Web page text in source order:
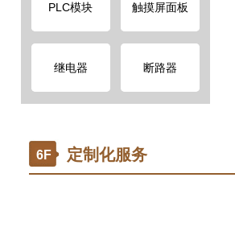
PLC模块 触摸屏面板
继电器 断路器
6F 定制化服务